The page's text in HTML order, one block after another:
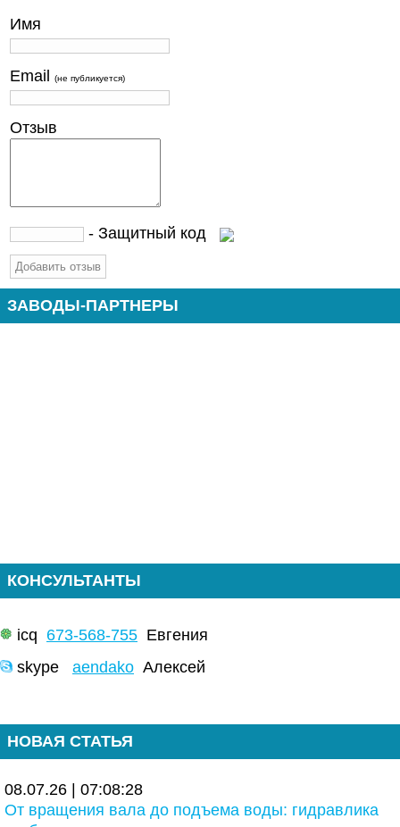
Имя
Email (не публикуется)
Отзыв
- Защитный код
ЗАВОДЫ-ПАРТНЕРЫ
КОНСУЛЬТАНТЫ
icq 673-568-755 Евгения
skype aendako Алексей
НОВАЯ СТАТЬЯ
08.07.26 | 07:08:28
От вращения вала до подъема воды: гидравлика